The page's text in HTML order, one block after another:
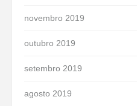
novembro 2019
outubro 2019
setembro 2019
agosto 2019